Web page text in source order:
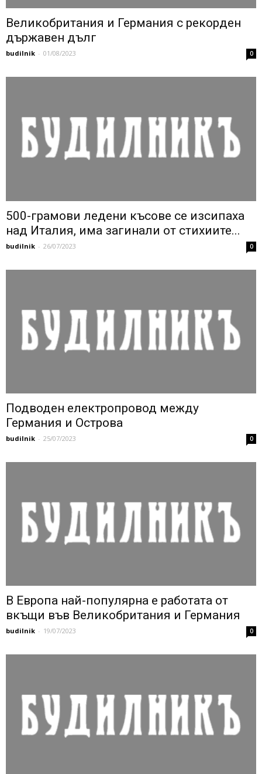
Великобритания и Германия с рекорден
държавен дълг
budilnik - 01/08/2023 0
500-грамови ледени късове се изсипаха
над Италия, има загинали от стихиите...
budilnik - 26/07/2023 0
Подводен електропровод между
Германия и Острова
budilnik - 25/07/2023 0
В Европа най-популярна е работата от
вкъщи във Великобритания и Германия
budilnik - 19/07/2023 0